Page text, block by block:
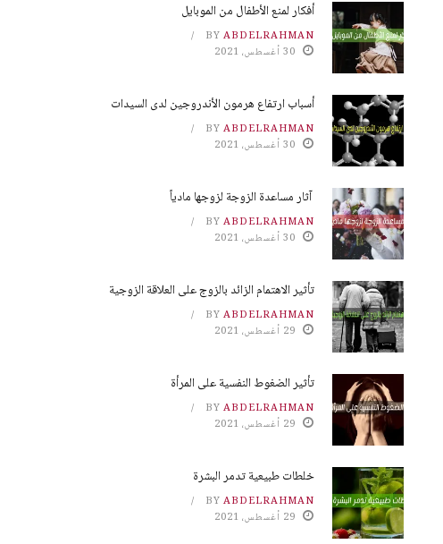
أفكار لمنع الأطفال من الموبايل
BY ABDELRAHMAN
30 أغسطس، 2021
أسباب ارتفاع هرمون الأندروجين لدى السيدات
BY ABDELRAHMAN
30 أغسطس، 2021
آثار مساعدة الزوجة لزوجها مادياً
BY ABDELRAHMAN
30 أغسطس، 2021
تأثير الاهتمام الزائد بالزوج على العلاقة الزوجية
BY ABDELRAHMAN
29 أغسطس، 2021
تأثير الضغوط النفسية على المرأة
BY ABDELRAHMAN
29 أغسطس، 2021
خلطات طبيعية تدمر البشرة
BY ABDELRAHMAN
29 أغسطس، 2021